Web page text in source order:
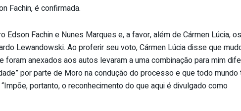
Fachin, é confirmada.
Edson Fachin e Nunes Marques e, a favor, além de Cármen Lúcia, os
Lewandowski. Ao proferir seu voto, Cármen Lúcia disse que
foram anexados aos autos levaram a uma combinação para mim
por parte de Moro na condução do processo e que todo mundo
portanto, o reconhecimento do que aqui é divulgado como